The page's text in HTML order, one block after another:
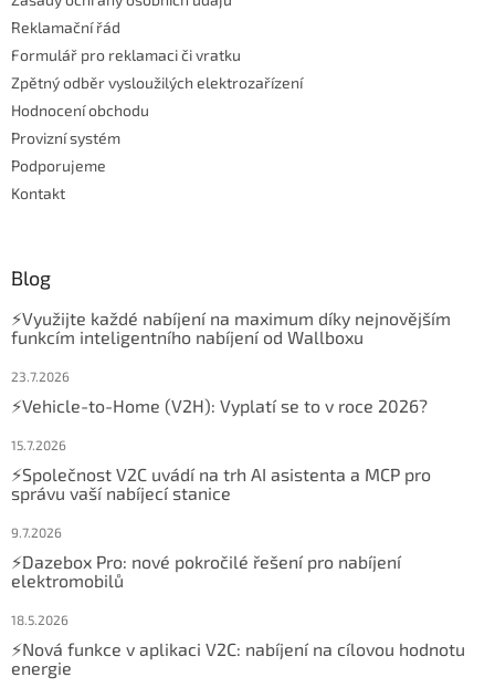
Reklamační řád
Formulář pro reklamaci či vratku
Zpětný odběr vysloužilých elektrozařízení
Hodnocení obchodu
Provizní systém
Podporujeme
Kontakt
Blog
⚡Využijte každé nabíjení na maximum díky nejnovějším
funkcím inteligentního nabíjení od Wallboxu
23.7.2026
⚡Vehicle-to-Home (V2H): Vyplatí se to v roce 2026?
15.7.2026
⚡Společnost V2C uvádí na trh AI asistenta a MCP pro
správu vaší nabíjecí stanice
9.7.2026
⚡Dazebox Pro: nové pokročilé řešení pro nabíjení
elektromobilů
18.5.2026
⚡Nová funkce v aplikaci V2C: nabíjení na cílovou hodnotu
energie